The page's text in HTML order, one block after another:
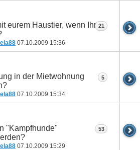
eurem Haustier, wenn Ihr
07.10.2009 15:36
21
in der Mietwohnung
07.10.2009 15:34
5
"Kampfhunde"
07.10.2009 15:29
53